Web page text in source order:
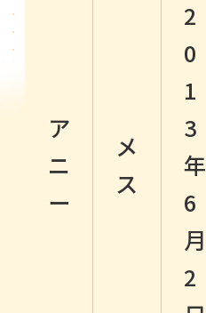
ア
ニ
ー
メ
ス
2
0
1
3
年
6
月
2